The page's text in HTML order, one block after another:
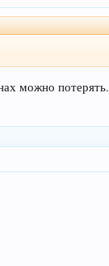
можно потерять.